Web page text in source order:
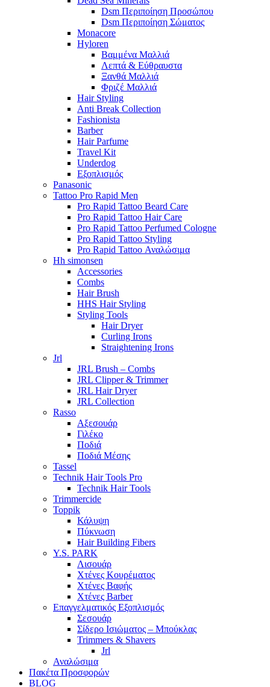
Dsm Περιποίηση Προσώπου
Dsm Περιποίηση Σώματος
Monacore
Hyloren
Βαμμένα Μαλλιά
Λεπτά & Εύθραυστα
Ξανθά Μαλλιά
Φριζέ Μαλλιά
Hair Styling
Anti Break Collection
Fashionista
Barber
Hair Parfume
Travel Kit
Underdog
Εξοπλισμός
Panasonic
Tattoo Pro Rapid Men
Pro Rapid Tattoo Beard Care
Pro Rapid Tattoo Hair Care
Pro Rapid Tattoo Perfumed Cologne
Pro Rapid Tattoo Styling
Pro Rapid Tattoo Αναλώσιμα
Hh simonsen
Accessories
Combs
Hair Brush
HHS Hair Styling
Styling Tools
Hair Dryer
Curling Irons
Straightening Irons
Jrl
JRL Brush – Combs
JRL Clipper & Trimmer
JRL Hair Dryer
JRL Collection
Rasso
Αξεσουάρ
Γιλέκο
Ποδιά
Ποδιά Μέσης
Tassel
Technik Hair Tools Pro
Technik Hair Tools
Trimmercide
Toppik
Κάλυψη
Πύκνωση
Hair Building Fibers
Y.S. PARK
Λισουάρ
Χτένες Κουρέματος
Χτένες Βαφής
Χτένες Barber
Επαγγελματικός Εξοπλισμός
Σεσουάρ
Σίδερο Ισιώματος – Μπούκλας
Trimmers & Shavers
Jrl
Αναλώσιμα
Πακέτα Προσφορών
BLOG